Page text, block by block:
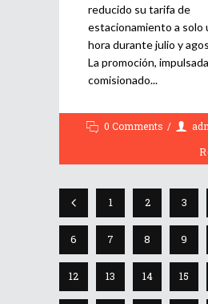
reducido su tarifa de
estacionamiento a solo
hora durante julio y
La promoción,
comisionado
0 Comments
1 2 3
6 7 8 9
12 13 14 15